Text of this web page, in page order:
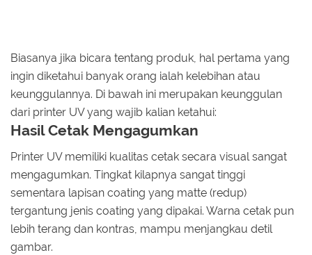
Biasanya jika bicara tentang produk, hal pertama yang
ingin diketahui banyak orang ialah kelebihan atau
keunggulannya. Di bawah ini merupakan keunggulan
dari printer UV yang wajib kalian ketahui:
Hasil Cetak Mengagumkan
Printer UV memiliki kualitas cetak secara visual sangat
mengagumkan. Tingkat kilapnya sangat tinggi
sementara lapisan coating yang matte (redup)
tergantung jenis coating yang dipakai. Warna cetak pun
lebih terang dan kontras, mampu menjangkau detil
gambar.